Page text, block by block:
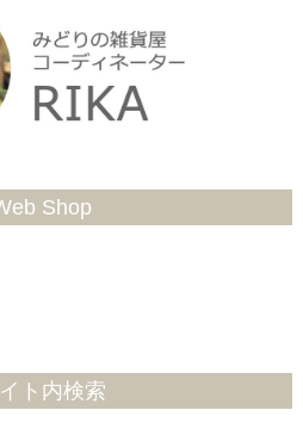
Shop
ト内検索